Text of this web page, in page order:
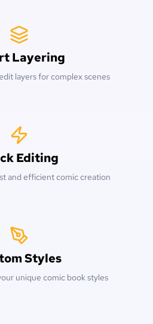
Layering
layers for complex scenes
Editing
and efficient comic creation
Styles
unique comic book styles